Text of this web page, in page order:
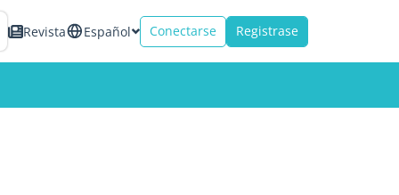
Revista Español Conectarse Registrase